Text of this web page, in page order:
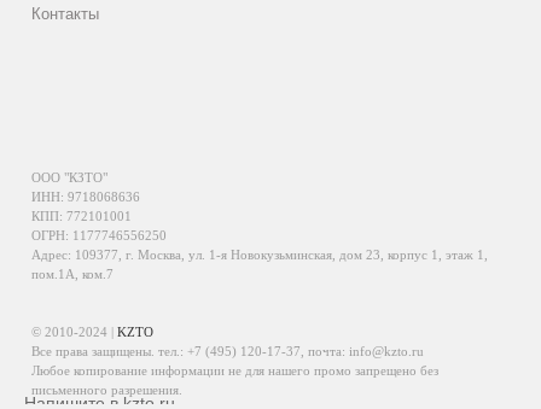
Контакты
ООО "КЗТО"
ИНН: 9718068636
КПП: 772101001
ОГРН: 1177746556250
Адрес: 109377, г. Москва, ул. 1-я Новокузьминская, дом 23, корпус 1, этаж 1,
пом.1А, ком.7
© 2010-2024 |KZTO
Все права защищены. тел.: +7 (495) 120-17-37 , почта: info@kzto.ru
Любое копирование информации не для нашего промо запрещено без
письменного разрешения.
Напишите в kzto.ru